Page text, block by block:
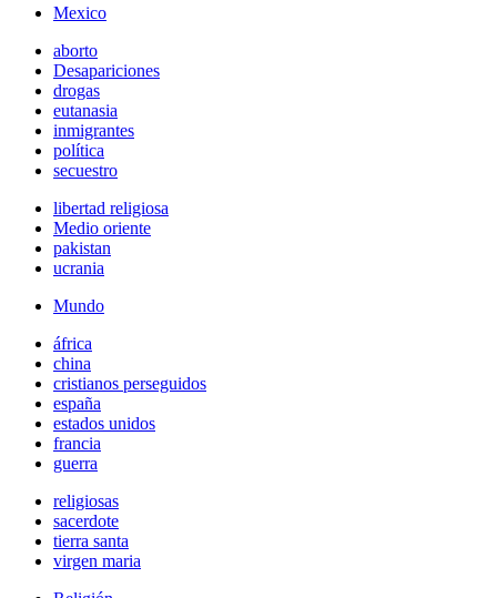
Mexico
aborto
Desapariciones
drogas
eutanasia
inmigrantes
política
secuestro
libertad religiosa
Medio oriente
pakistan
ucrania
Mundo
áfrica
china
cristianos perseguidos
españa
estados unidos
francia
guerra
religiosas
sacerdote
tierra santa
virgen maria